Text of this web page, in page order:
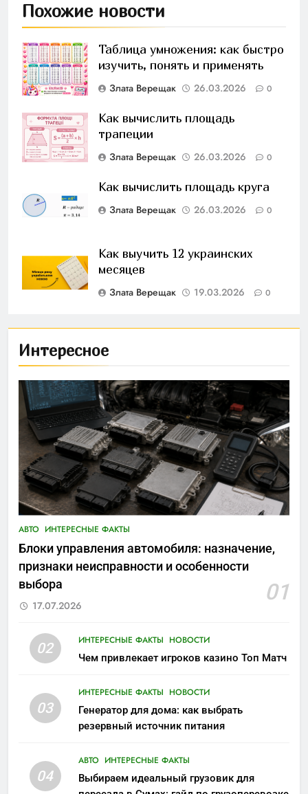
Похожие новости
Таблица умножения: как быстро
изучить, понять и применять
Злата Верещак 26.03.2026 0
Как вычислить площадь
трапеции
Злата Верещак 26.03.2026 0
Как вычислить площадь круга
Злата Верещак 26.03.2026 0
Как выучить 12 украинских
месяцев
Злата Верещак 19.03.2026 0
Интересное
АВТО ИНТЕРЕСНЫЕ ФАКТЫ
Блоки управления автомобиля: назначение,
признаки неисправности и особенности
выбора
01
17.07.2026
02 ИНТЕРЕСНЫЕ ФАКТЫ НОВОСТИ
Чем привлекает игроков казино Топ Матч
03
ИНТЕРЕСНЫЕ ФАКТЫ НОВОСТИ
Генератор для дома: как выбрать
резервный источник питания
04
АВТО ИНТЕРЕСНЫЕ ФАКТЫ
Выбираем идеальный грузовик для